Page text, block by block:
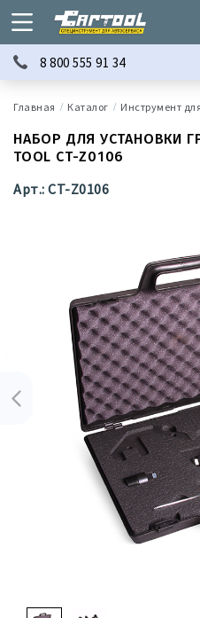
8 800 555 91 34
Каталог Инструмент
НАБОР ДЛЯ УСТАНОВКИ
TOOL CT-Z0106
Арт.: CT-Z0106